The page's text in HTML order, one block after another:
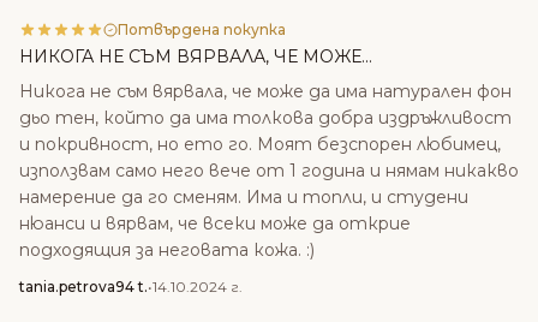
Потвърдена покупка
НИКОГА НЕ СЪМ ВЯРВАЛА, ЧЕ МОЖЕ...
Никога не съм вярвала, че може да има натурален фон
дьо тен, който да има толкова добра издръжливост
и покривност, но ето го. Моят безспорен любимец,
използвам само него вече от 1 година и нямам никакво
намерение да го сменям. Има и топли, и студени
нюанси и вярвам, че всеки може да открие
подходящия за неговата кожа. :)
tania.petrova94 t.•14.10.2024 г.